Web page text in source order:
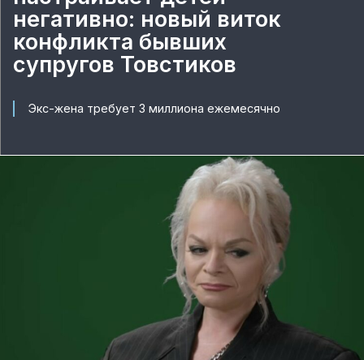
негативно: новый виток
конфликта бывших
супругов Товстиков
Экс-жена требует 3 миллиона ежемесячно